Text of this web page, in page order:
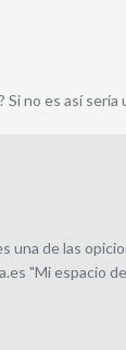
no es así
una de las
"Mi espacio